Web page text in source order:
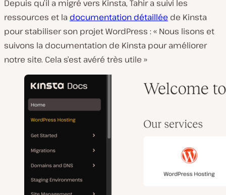
Depuis qu’il a migré vers Kinsta, Tahir a suivi les
ressources et la documentation détaillée de Kinsta
pour stabiliser son projet WordPress : « Nous lisons et
suivons la documentation de Kinsta pour améliorer
notre site. Cela s’est avéré très utile »